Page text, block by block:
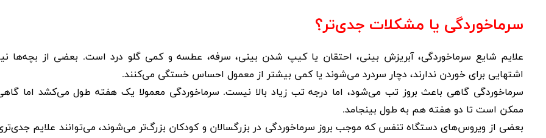
سرماخوردگی یا مشکلات جدی‌تر؟
علایم شایع سرماخوردگی، آبریزش بینی، احتقان یا کیپ شدن بینی، سرفه، عطسه و کمی گلو درد است. بعضی از بچه‌ها
اشتهایی برای خوردن ندارند، دچار سردرد می‌شوند یا کمی بیشتر از معمول احساس خستگی می‌کنند.
سرماخوردگی گاهی باعث بروز تب می‌شود، اما درجه تب زیاد بالا نیست. سرماخوردگی معمولا یک هفته طول می‌کشد اما
ممکن است تا دو هفته هم به طول بینجامد.
بعضی از ویروس‌های دستگاه تنفس که موجب بروز سرماخوردگی در بزرگسالان و کودکان بزرگ‌تر می‌شوند، می‌توانند علایم